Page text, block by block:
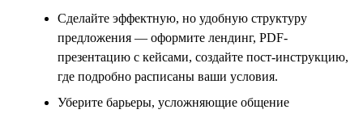
Сделайте эффектную, но удобную структуру
предложения — оформите лендинг, PDF-
презентацию с кейсами, создайте пост-инструкцию,
где подробно расписаны ваши условия.
Уберите барьеры, усложняющие общение